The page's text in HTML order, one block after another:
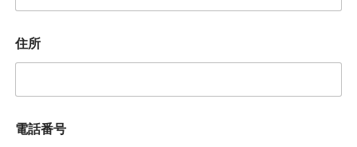
住所
電話番号